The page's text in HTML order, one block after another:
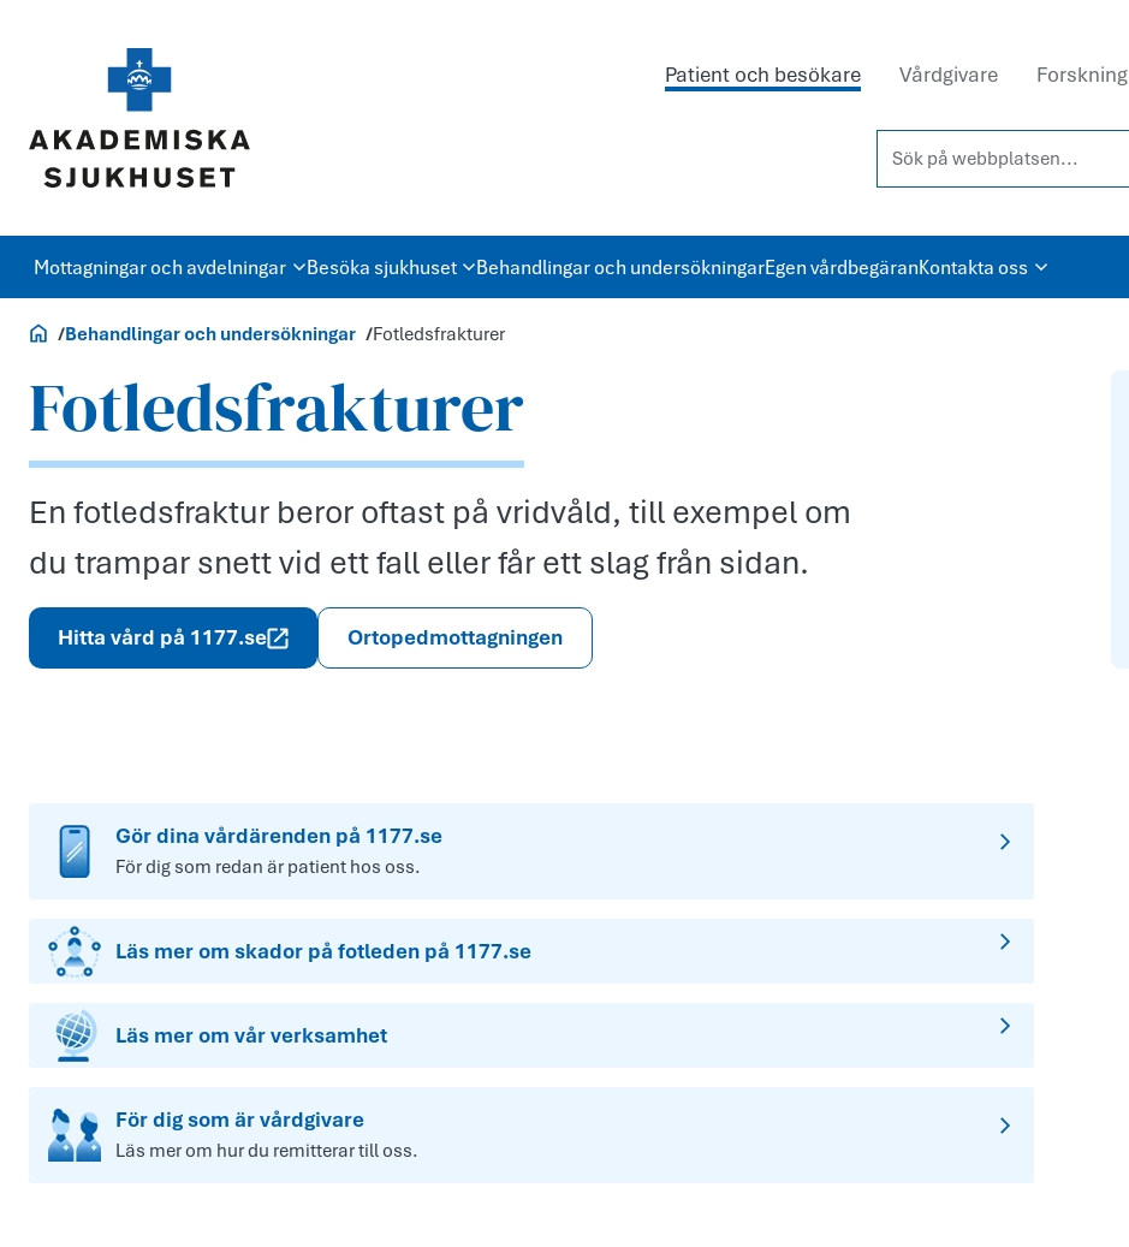
Patient och besökare Vårdgivare Forskning
Sök på webbplatsen...
Mottagningar och avdelningar Besöka sjukhuset Behandlingar och undersökningarEgen vårdbegäranKontakta oss
Akademiska.se
Behandlingar och undersökningar Fotledsfrakturer
Fotledsfrakturer
En fotledsfraktur beror oftast på vridvåld, till exempel om
du trampar snett vid ett fall eller får ett slag från sidan.
Hitta vård på 1177.se Ortopedmottagningen
Gör dina vårdärenden på 1177.se
För dig som redan är patient hos oss.
Läs mer om skador på fotleden på 1177.se
Läs mer om vår verksamhet
För dig som är vårdgivare
Läs mer om hur du remitterar till oss.